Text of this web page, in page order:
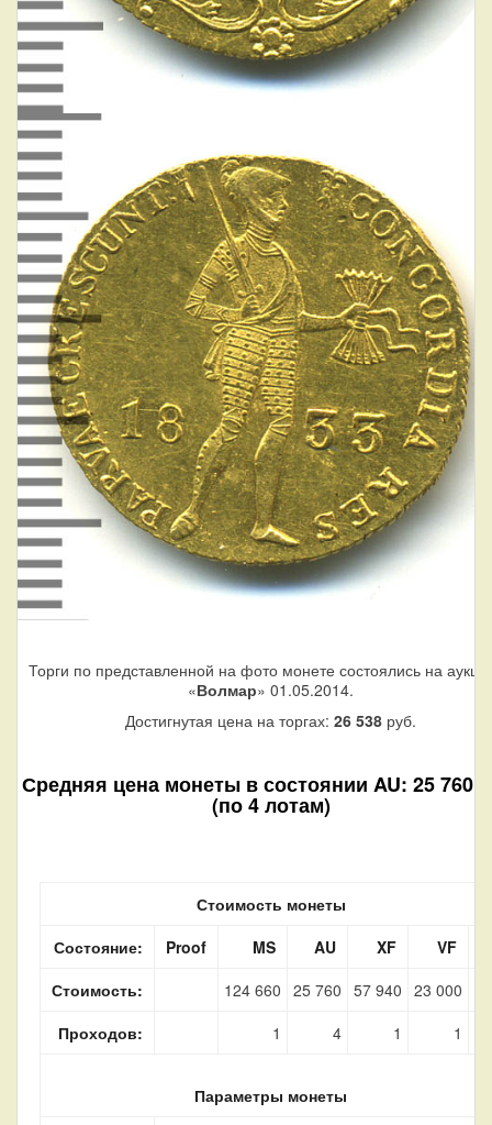
Торги по представленной на фото монете состоялись на
«Волмар» 01.05.2014.
Достигнутая цена на торгах: 26 538 руб.
Средняя цена монеты в состоянии AU: 25 760
(по 4 лотам)
Стоимость монеты
Состояние:
Proof MS AU XF VF
Стоимость:
124 660 25 760 57 940 23 000
Проходов:
1 4 1 1
Параметры монеты